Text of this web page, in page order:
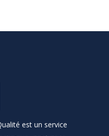
est un service